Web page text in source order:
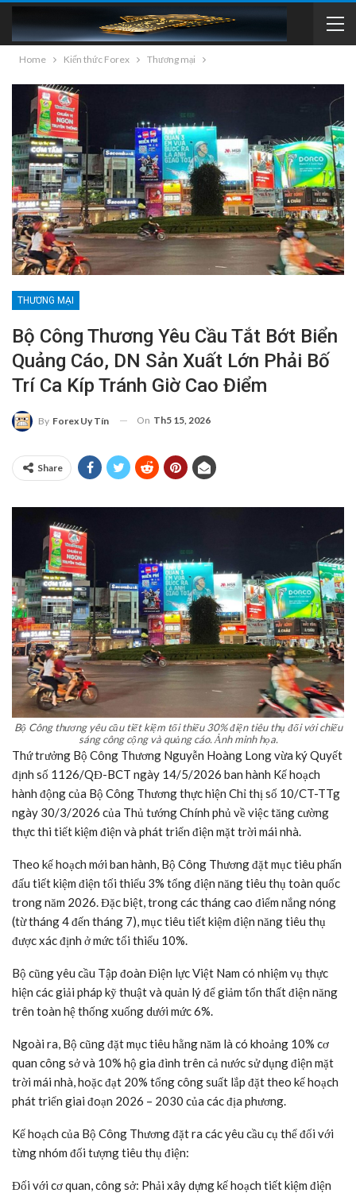
Home Kiến thức Forex Thương mại
THƯƠNG MẠI
Bộ Công Thương Yêu Cầu Tắt Bớt Biển
Quảng Cáo, DN Sản Xuất Lớn Phải Bố
Trí Ca Kíp Tránh Giờ Cao Điểm
By Forex Uy Tín On Th5 15, 2026
Share
Bộ Công thương yêu cầu tiết kiệm tối thiểu 30% điện tiêu thụ đối với chiếu
sáng công cộng và quảng cáo. Ảnh minh họa.
Thứ trưởng Bộ Công Thương Nguyễn Hoàng Long vừa ký Quyết
định số 1126/QĐ-BCT ngày 14/5/2026 ban hành Kế hoạch
hành động của Bộ Công Thương thực hiện Chỉ thị số 10/CT-TTg
ngày 30/3/2026 của Thủ tướng Chính phủ về việc tăng cường
thực thi tiết kiệm điện và phát triển điện mặt trời mái nhà.
Theo kế hoạch mới ban hành, Bộ Công Thương đặt mục tiêu phấn
đấu tiết kiệm điện tối thiểu 3% tổng điện năng tiêu thụ toàn quốc
trong năm 2026. Đặc biệt, trong các tháng cao điểm nắng nóng
(từ tháng 4 đến tháng 7), mục tiêu tiết kiệm điện năng tiêu thụ
được xác định ở mức tối thiểu 10%.
Bộ cũng yêu cầu Tập đoàn Điện lực Việt Nam có nhiệm vụ thực
hiện các giải pháp kỹ thuật và quản lý để giảm tổn thất điện năng
trên toàn hệ thống xuống dưới mức 6%.
Ngoài ra, Bộ cũng đặt mục tiêu hằng năm là có khoảng 10% cơ
quan công sở và 10% hộ gia đình trên cả nước sử dụng điện mặt
trời mái nhà, hoặc đạt 20% tổng công suất lắp đặt theo kế hoạch
phát triển giai đoạn 2026 – 2030 của các địa phương.
Kế hoạch của Bộ Công Thương đặt ra các yêu cầu cụ thể đối với
từng nhóm đối tượng tiêu thụ điện:
Đối với cơ quan, công sở: Phải xây dựng kế hoạch tiết kiệm điện